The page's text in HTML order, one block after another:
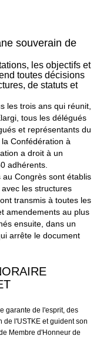
souverain de
les objectifs et
toutes décisions
de statuts et
les trois ans qui réunit,
tous les délégués
et représentants du
Confédération à
a droit à un
adhérents.
Congrès sont établis
les structures
transmis à toutes les
amendements au plus
ensuite, dans un
arrête le document
garante de l'esprit, des
de l'USTKE et guident son
Membre d'Honneur de